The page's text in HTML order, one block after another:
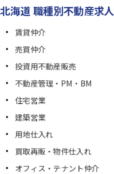
北海道 職種別不動産求人
賃貸仲介
売買仲介
投資用不動産販売
不動産管理・PM・BM
住宅営業
建築営業
用地仕入れ
買取再販・物件仕入れ
オフィス・テナント仲介